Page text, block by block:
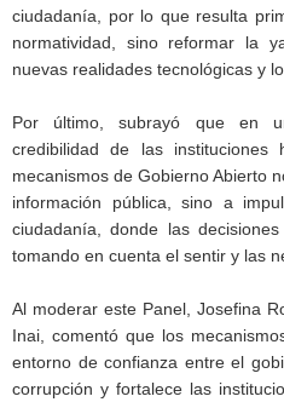
ciudadanía, por lo que resulta
normatividad, sino reformar la
nuevas realidades tecnológicas y
Por último, subrayó que en
credibilidad de las
mecanismos de Gobierno Abierto
información pública, sino a
ciudadanía, donde las
tomando en cuenta el sentir y las
Al moderar este Panel, Josefina
Inai, comentó que los
entorno de confianza entre el
corrupción y fortalece las